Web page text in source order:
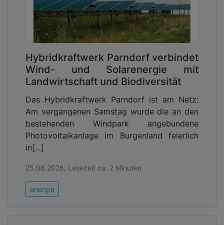
Hybridkraftwerk Parndorf verbindet
Wind- und Solarenergie mit
Landwirtschaft und Biodiversität
Das Hybridkraftwerk Parndorf ist am Netz:
Am vergangenen Samstag wurde die an den
bestehenden Windpark angebundene
Photovoltaikanlage im Burgenland feierlich
in[...]
25.06.2026, Lesezeit ca. 2 Minuten
energie